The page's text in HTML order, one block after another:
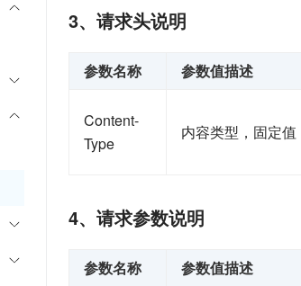
3、请求头说明
参数名称 参数值描述
Content-
Type
内容类型，固定值
4、请求参数说明
参数名称 参数值描述